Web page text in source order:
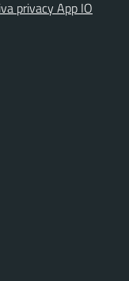
privacy App IO